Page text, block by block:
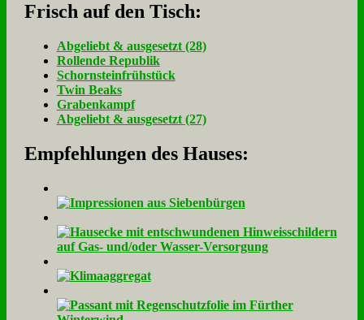
Frisch auf den Tisch:
Ab­ge­liebt & aus­ge­setzt (28)
Rol­len­de Re­pu­blik
Schorn­stein­früh­stück
Twin Beaks
Gra­ben­kampf
Ab­ge­liebt & aus­ge­setzt (27)
Empfehlungen des Hauses: